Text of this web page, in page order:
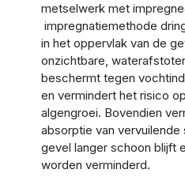
metselwerk met
impregnatiemethode
in het oppervlak van de
onzichtbare,
beschermt tegen
en vermindert het risico
algengroei. Bovendien
absorptie van
gevel langer schoon blijft
worden verminderd.